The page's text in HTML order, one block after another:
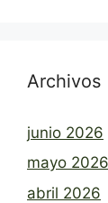
Archivos
junio 2026
mayo 2026
abril 2026